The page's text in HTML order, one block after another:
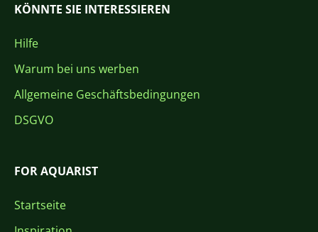
KÖNNTE SIE INTERESSIEREN
Hilfe
Warum bei uns werben
Allgemeine Geschäftsbedingungen
DSGVO
FOR AQUARIST
Startseite